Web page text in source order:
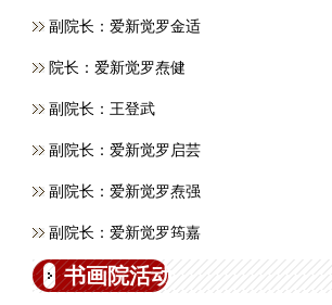
副院长：爱新觉罗金适
院长：爱新觉罗焘健
副院长：王登武
副院长：爱新觉罗启芸
副院长：爱新觉罗焘强
副院长：爱新觉罗筠嘉
书画院活动